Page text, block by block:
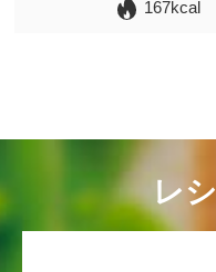
167kcal
レ